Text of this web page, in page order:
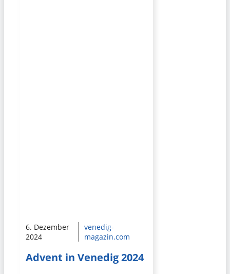
6. Dezember
2024
venedig-
magazin.com
Advent in Venedig 2024